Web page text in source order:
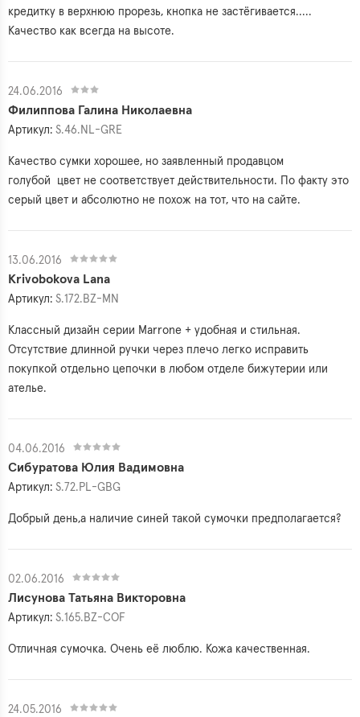
кредитку в верхнюю прорезь, кнопка не застёгивается.....
Качество как всегда на высоте.
24.06.2016
Филиппова Галина Николаевна
Артикул: S.46.NL-GRE
Качество сумки хорошее, но заявленный продавцом
голубой цвет не соответствует действительности. По факту это
серый цвет и абсолютно не похож на тот, что на сайте.
13.06.2016
Krivobokova Lana
Артикул: S.172.BZ-MN
Классный дизайн серии Marrone + удобная и стильная.
Отсутствие длинной ручки через плечо легко исправить
покупкой отдельно цепочки в любом отделе бижутерии или
ателье.
04.06.2016
Сибуратова Юлия Вадимовна
Артикул: S.72.PL-GBG
Добрый день,а наличие синей такой сумочки предполагается?
02.06.2016
Лисунова Татьяна Викторовна
Артикул: S.165.BZ-COF
Отличная сумочка. Очень её люблю. Кожа качественная.
24.05.2016